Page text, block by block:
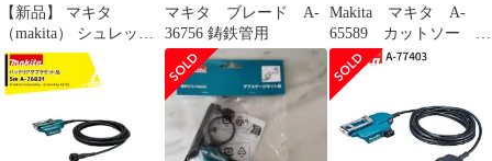
【新品】 マキタ
（makita） シュレッダ
ーブレード付属セット
品 A-75225 草刈機 刈払
機 刈払い機 アクセサリ
マキタ ブレード A-
36756 鋳鉄管用
Makita マキタ A-
65589 カットソー
TMA061HM